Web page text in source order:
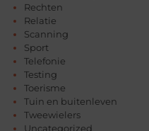
Rechten
Relatie
Scanning
Sport
Telefonie
Testing
Toerisme
Tuin en buitenleven
Tweewielers
Uncategorized